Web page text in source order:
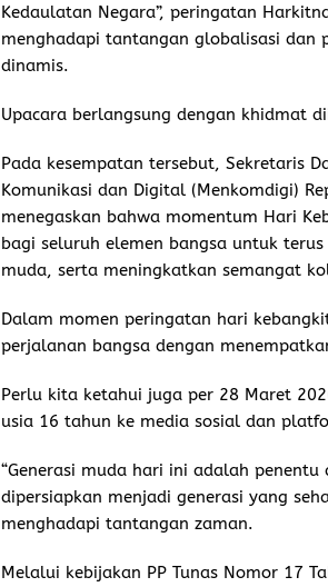
Kedaulatan Negara”, peringatan
menghadapi tantangan globalisasi dan
dinamis.
Upacara berlangsung dengan khidmat
Pada kesempatan tersebut, Sekretaris
Komunikasi dan Digital (Menkomdigi)
menegaskan bahwa momentum Hari
bagi seluruh elemen bangsa untuk
muda, serta meningkatkan semangat
Dalam momen peringatan hari
perjalanan bangsa dengan
Perlu kita ketahui juga per 28 Maret
usia 16 tahun ke media sosial dan
“Generasi muda hari ini adalah
dipersiapkan menjadi generasi yang
menghadapi tantangan zaman.
Melalui kebijakan PP Tunas Nomor 17